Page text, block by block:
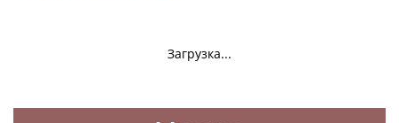
Загрузка...